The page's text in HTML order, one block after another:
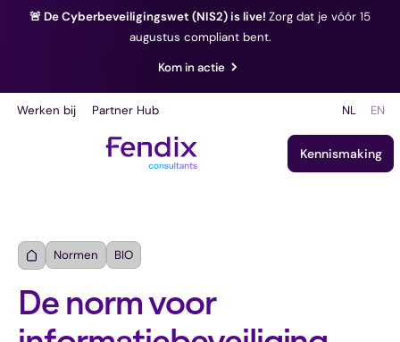
🚨 De Cyberbeveiligingswet (NIS2) is live! Zorg dat je vóór 15
augustus compliant bent.
Kom in actie
Werken bij Partner Hub NL EN
Kennismaking
Normen BIO
De norm voor